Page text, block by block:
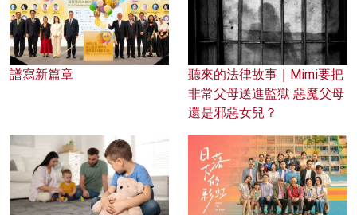
譜寫新篇章
聽來的法律故事｜Mimi要把
非常父母送進監獄 惡魔父母
還是邪惡女兒？